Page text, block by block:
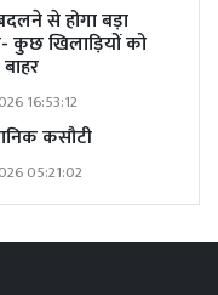
से होगा बड़ा
कुछ खिलाड़ियों को
16:53:12
कसौटी
05:21:02